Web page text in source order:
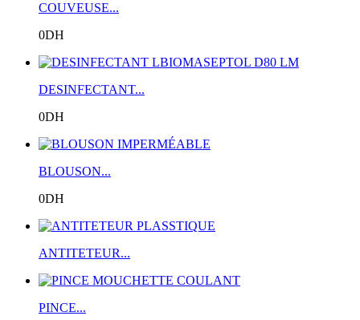
COUVEUSE...
0DH
DESINFECTANT...
0DH
BLOUSON...
0DH
ANTITETEUR...
PINCE...